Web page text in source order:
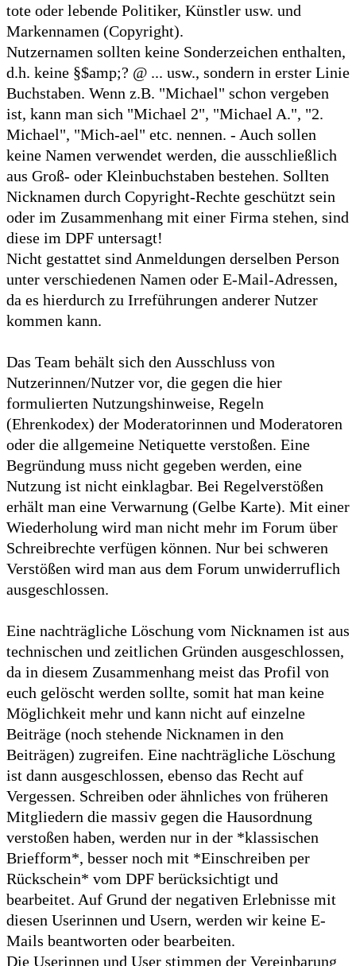
tote oder lebende Politiker, Künstler usw. und
Markennamen (Copyright).
Nutzernamen sollten keine Sonderzeichen enthalten,
d.h. keine §$amp;? @ ... usw., sondern in erster Linie
Buchstaben. Wenn z.B. "Michael" schon vergeben
ist, kann man sich "Michael 2", "Michael A.", "2.
Michael", "Mich-ael" etc. nennen. - Auch sollen
keine Namen verwendet werden, die ausschließlich
aus Groß- oder Kleinbuchstaben bestehen. Sollten
Nicknamen durch Copyright-Rechte geschützt sein
oder im Zusammenhang mit einer Firma stehen, sind
diese im DPF untersagt!
Nicht gestattet sind Anmeldungen derselben Person
unter verschiedenen Namen oder E-Mail-Adressen,
da es hierdurch zu Irreführungen anderer Nutzer
kommen kann.
Das Team behält sich den Ausschluss von
Nutzerinnen/Nutzer vor, die gegen die hier
formulierten Nutzungshinweise, Regeln
(Ehrenkodex) der Moderatorinnen und Moderatoren
oder die allgemeine Netiquette verstoßen. Eine
Begründung muss nicht gegeben werden, eine
Nutzung ist nicht einklagbar. Bei Regelverstößen
erhält man eine Verwarnung (Gelbe Karte). Mit einer
Wiederholung wird man nicht mehr im Forum über
Schreibrechte verfügen können. Nur bei schweren
Verstößen wird man aus dem Forum unwiderruflich
ausgeschlossen.
Eine nachträgliche Löschung vom Nicknamen ist aus
technischen und zeitlichen Gründen ausgeschlossen,
da in diesem Zusammenhang meist das Profil von
euch gelöscht werden sollte, somit hat man keine
Möglichkeit mehr und kann nicht auf einzelne
Beiträge (noch stehende Nicknamen in den
Beiträgen) zugreifen. Eine nachträgliche Löschung
ist dann ausgeschlossen, ebenso das Recht auf
Vergessen. Schreiben oder ähnliches von früheren
Mitgliedern die massiv gegen die Hausordnung
verstoßen haben, werden nur in der *klassischen
Briefform*, besser noch mit *Einschreiben per
Rückschein* vom DPF berücksichtigt und
bearbeitet. Auf Grund der negativen Erlebnisse mit
diesen Userinnen und Usern, werden wir keine E-
Mails beantworten oder bearbeiten.
Die Userinnen und User stimmen der Vereinbarung